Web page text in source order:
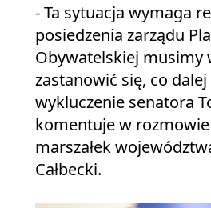
- Ta sytuacja wymaga
posiedzenia zarządu
Obywatelskiej musimy
zastanowić się, co
wykluczenie senatora
komentuje w rozmowie
marszałek
Całbecki.